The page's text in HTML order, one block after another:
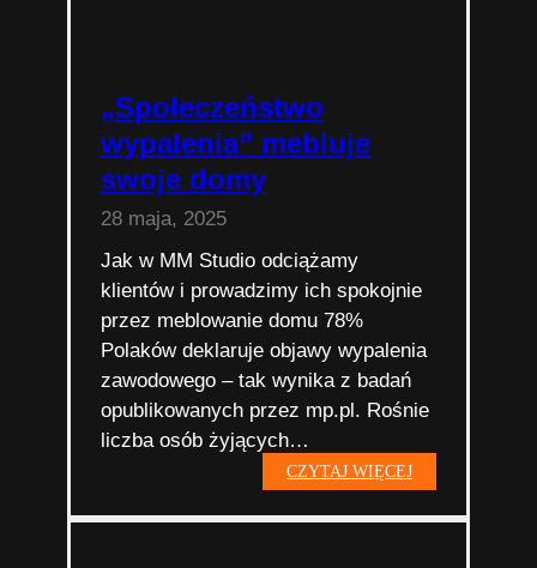
„Społeczeństwo
wypalenia” mebluje
swoje domy
28 maja, 2025
Jak w MM Studio odciążamy
klientów i prowadzimy ich spokojnie
przez meblowanie domu 78%
Polaków deklaruje objawy wypalenia
zawodowego – tak wynika z badań
opublikowanych przez mp.pl. Rośnie
liczba osób żyjących…
CZYTAJ WIĘCEJ„Społeczeństwo
wypalenia”
mebluje